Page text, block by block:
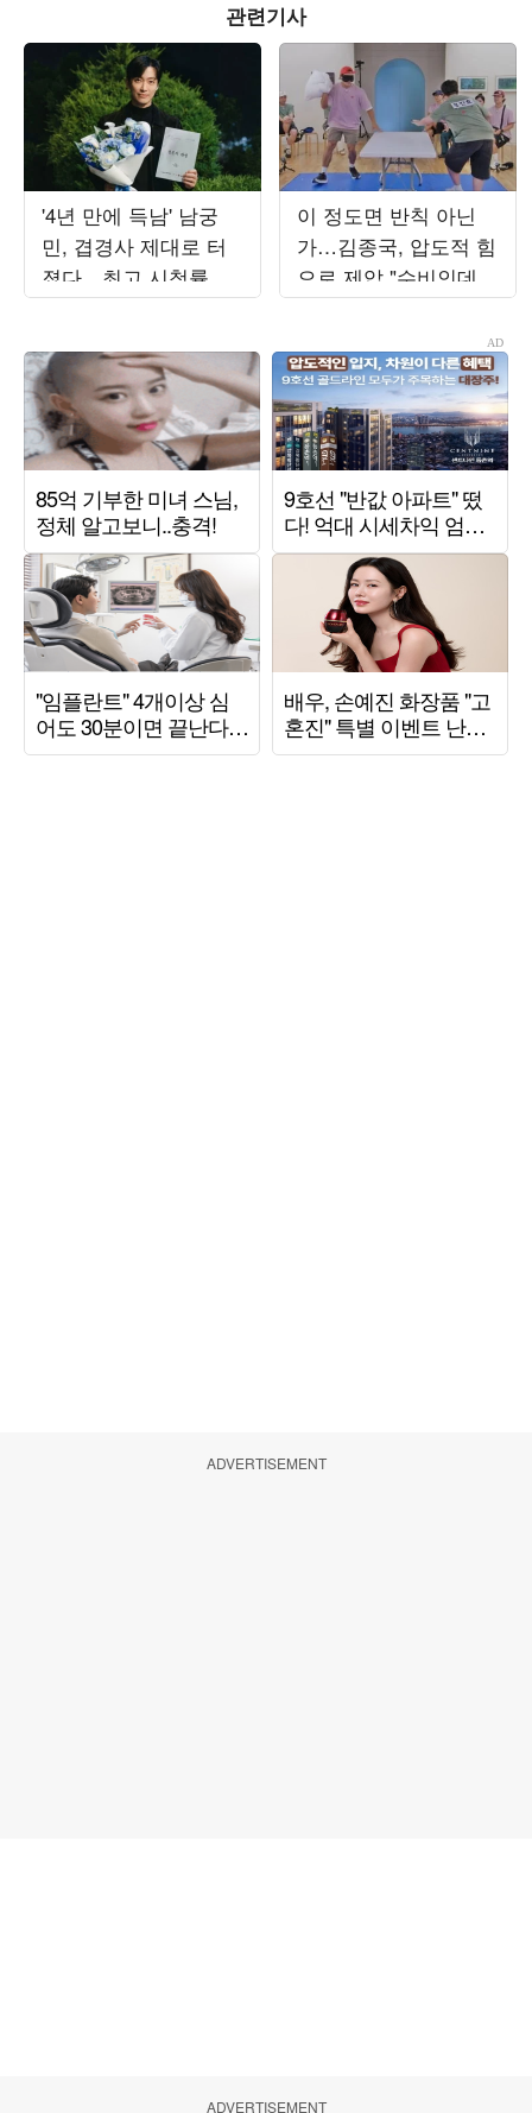
관련기사
'4년 만에 득남' 남궁
민, 겹경사 제대로 터
졌다…최고 시청률 찍
고 "작은 감정 안 놓쳐"
이 정도면 반칙 아닌
가…김종국, 압도적 힘
으로 제압 "수비인데도
압도적" ('런닝맨')
ADVERTISEMENT
ADVERTISEMENT